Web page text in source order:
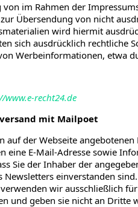
von im Rahmen der
Übersendung von nicht
wird hiermit
sich ausdrücklich rechtliche
Werbeinformationen, etwa
www.e-recht24.de
mit Mailpoet
auf der Webseite
eine E-Mail-Adresse sowie
Sie der Inhaber der
Newsletters einverstanden
wir ausschließlich
und geben sie nicht an Dritte